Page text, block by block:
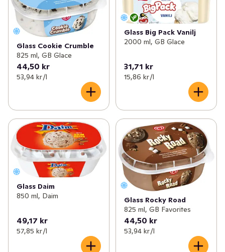
Glass Cookie Crumble
825 ml, GB Glace
44,50 kr
53,94 kr /l
Glass Big Pack Vanilj
2000 ml, GB Glace
31,71 kr
15,86 kr /l
Glass Daim
850 ml, Daim
49,17 kr
57,85 kr /l
Glass Rocky Road
825 ml, GB Favorites
44,50 kr
53,94 kr /l